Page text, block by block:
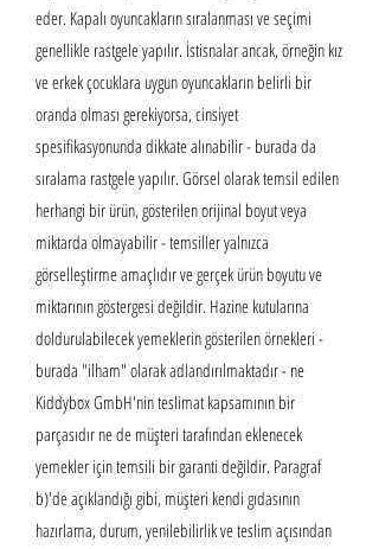
eder. Kapalı oyuncakların sıralanması ve seçimi
genellikle rastgele yapılır. İstisnalar ancak, örneğin kız
ve erkek çocuklara uygun oyuncakların belirli bir
oranda olması gerekiyorsa, cinsiyet
spesifikasyonunda dikkate alınabilir - burada da
sıralama rastgele yapılır. Görsel olarak temsil edilen
herhangi bir ürün, gösterilen orijinal boyut veya
miktarda olmayabilir - temsiller yalnızca
görselleştirme amaçlıdır ve gerçek ürün boyutu ve
miktarının göstergesi değildir. Hazine kutularına
doldurulabilecek yemeklerin gösterilen örnekleri -
burada "ilham" olarak adlandırılmaktadır - ne
Kiddybox GmbH'nin teslimat kapsamının bir
parçasıdır ne de müşteri tarafından eklenecek
yemekler için temsili bir garanti değildir. Paragraf
b)'de açıklandığı gibi, müşteri kendi gıdasının
hazırlama, durum, yenilebilirlik ve teslim açısından